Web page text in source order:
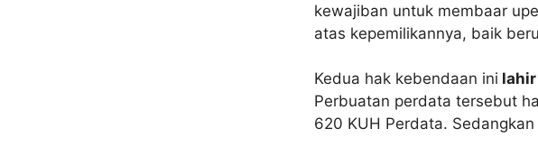
kewajiban untuk membaar
atas kepemilikannya, baik
Kedua hak kebendaan ini
Perbuatan perdata tersebut
620 KUH Perdata.